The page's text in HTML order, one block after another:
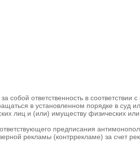
ответственность в соответствии с
в установленном порядке в суд
лиц и (или) имуществу физических
предписания
рекламы (контррекламе) за счет